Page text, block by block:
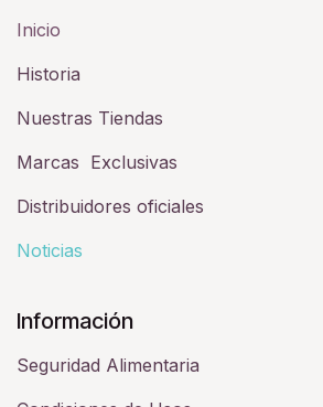
Inicio
Historia​
Nuestras Tiendas
Marcas Exclusivas
Distribuidores oficiales
Noticias
Información
Seguridad Alimentaria